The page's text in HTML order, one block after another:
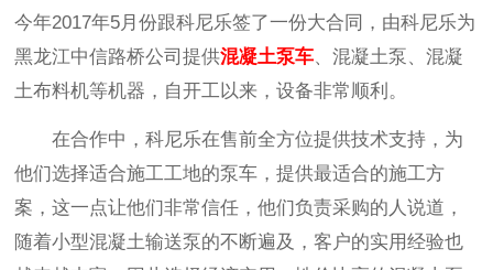
今年2017年5月份跟科尼乐签了一份大合同，由科尼乐为
黑龙江中信路桥公司提供混凝土泵车、混凝土泵、混凝
土布料机等机器，自开工以来，设备非常顺利。
在合作中，科尼乐在售前全方位提供技术支持，为
他们选择适合施工工地的泵车，提供最适合的施工方
案，这一点让他们非常信任，他们负责采购的人说道，
随着小型混凝土输送泵的不断遍及，客户的实用经验也